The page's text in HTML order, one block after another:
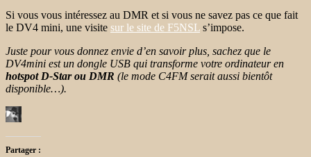
Si vous vous intéressez au DMR et si vous ne savez pas ce que fait
le DV4 mini, une visite sur le site de F5NSL s’impose.
Juste pour vous donnez envie d’en savoir plus, sachez que le
DV4mini est un dongle USB qui transforme votre ordinateur en
hotspot D-Star ou DMR (le mode C4FM serait aussi bientôt
disponible…).
Partager :